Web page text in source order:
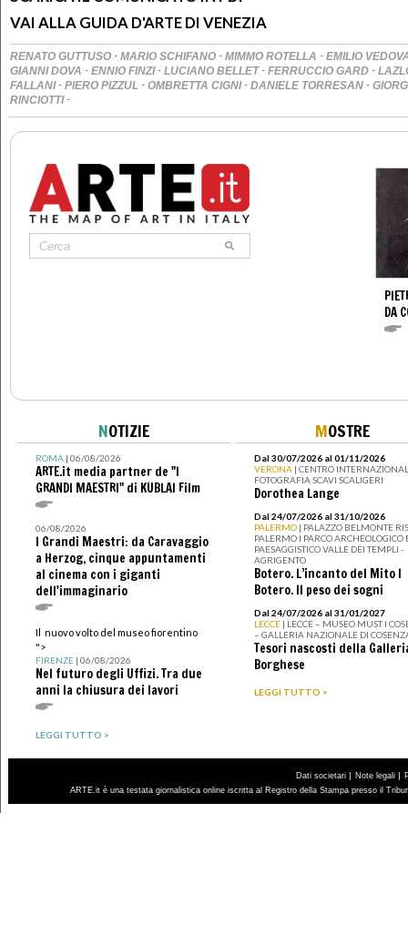
VAI ALLA GUIDA D'ARTE DI VENEZIA
RENATO GUTTUSO · MARIO SCHIFANO · MIMMO ROTELLA · EMILIO
GIANNI DOVA · ENNIO FINZI · LUCIANO BELLET · FERRUCCIO GARD ·
FALLANI · PIERO PIZZUL · OMBRETTA CIGNI · DANIELE TORRESAN ·
RINCIOTTI ·
DA
NOTIZIE
ROMA| 06/08/2026
ARTE.it media partner de "I
GRANDI MAESTRI" di KUBLAI Film
06/08/2026
I Grandi Maestri: da Caravaggio
a Herzog, cinque appuntamenti
al cinema con i giganti
dell'immaginario
Il nuovo volto del museo fiorentino
">
FIRENZE| 06/08/2026
Nel futuro degli Uffizi. Tra due
anni la chiusura dei lavori
LEGGI TUTTO >
MOSTRE
Dal 30/07/2026 al 01/11/2026
VERONA | CENTRO
FOTOGRAFIA SCAVI SCALIGERI
Dorothea Lange
Dal 24/07/2026 al 31/10/2026
PALERMO | PALAZZO BELMONTE
PALERMO I PARCO ARCHEOLOGICO
PAESAGGISTICO VALLE DEI TEMPLI -
AGRIGENTO
Botero. L’incanto del Mito I
Botero. Il peso dei sogni
Dal 24/07/2026 al 31/01/2027
LECCE | LECCE – MUSEO MUST I
– GALLERIA NAZIONALE DI
Tesori nascosti della
Borghese
LEGGI TUTTO >
Dati societari Note legali
ARTE.it è una testata giornalistica online iscritta al Registro della Stampa presso il